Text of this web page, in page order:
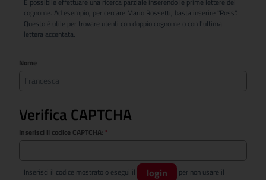
È possibile effettuare una ricerca parziale inserendo le prime lettere del
cognome. Ad esempio, per cercare Mario Rossetti, basta inserire "Ross".
Questo è utile per trovare utenti con doppio cognome o con l'ultima
lettera accentata.
Nome
Verifica CAPTCHA
Inserisci il codice CAPTCHA: *
Inserisci il codice mostrato o esegui il login
per non usare il